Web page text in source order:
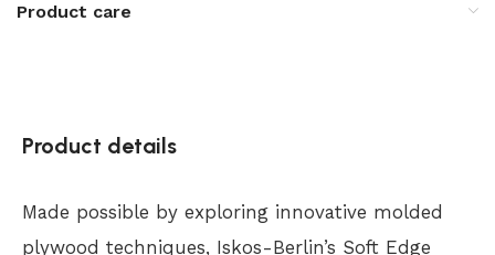
Product care
Product details
Made possible by exploring innovative molded
plywood techniques, Iskos-Berlin’s Soft Edge